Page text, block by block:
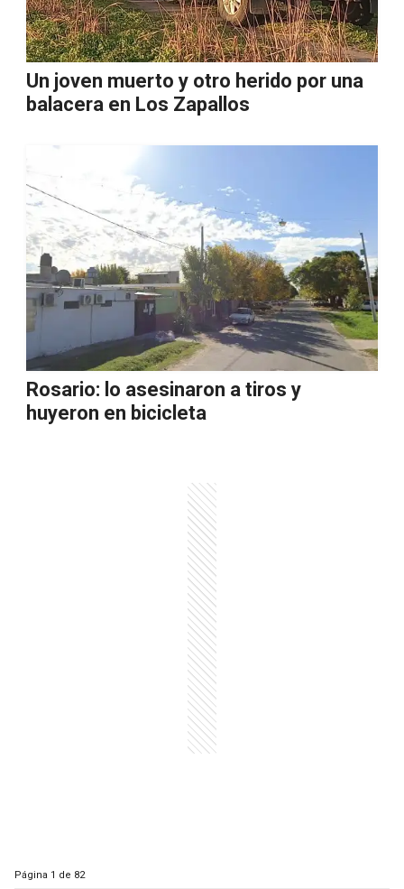
Un joven muerto y otro herido por una
balacera en Los Zapallos
Rosario: lo asesinaron a tiros y
huyeron en bicicleta
Página 1 de 82